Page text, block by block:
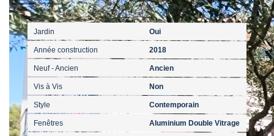
Extérieur
Jardin Oui
Année construction 2018
Neuf - Ancien Ancien
Vis à Vis Non
Style Contemporain
Fenêtres Aluminium Double Vitrage